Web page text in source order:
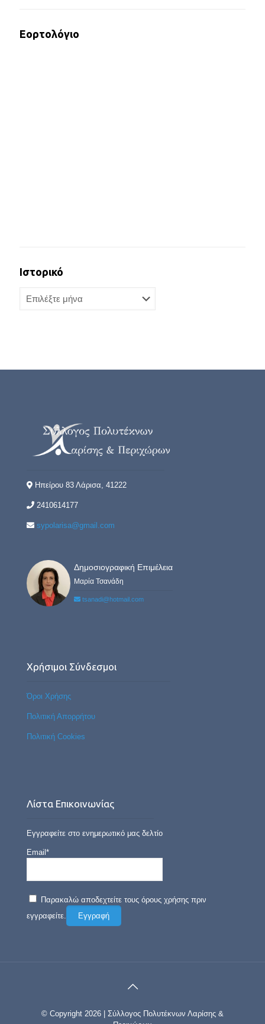
Εορτολόγιο
Ιστορικό
Ηπείρου 83 Λάρισα, 41222
2410614177
sypolarisa@gmail.com
Δημοσιογραφική Επιμέλεια
Μαρία Τσανάδη
tsanadi@hotmail.com
Χρήσιμοι Σύνδεσμοι
Όροι Χρήσης
Πολιτική Απορρήτου
Πολιτική Cookies
Λίστα Επικοινωνίας
Εγγραφείτε στο ενημερωτικό μας δελτίο
Email*
Παρακαλώ αποδεχτείτε τους όρους χρήσης πριν
εγγραφείτε.
© Copyright 2026 | Σύλλογος Πολυτέκνων Λαρίσης &